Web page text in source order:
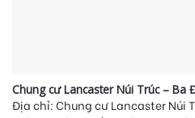
Chung cư Lancaster Núi Trúc – Ba
Địa chỉ: Chung cư Lancaster Núi